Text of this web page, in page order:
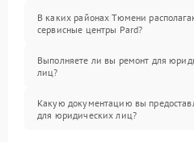
В каких районах Тюмени
сервисные центры Pard?
Выполняете ли вы ремонт для
лиц?
Какую документацию вы
для юридических лиц?